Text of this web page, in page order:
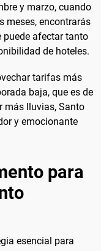
y marzo, cuando
meses, encontrarás
puede afectar tanto
de hoteles.
tarifas más
baja, que es de
más lluvias, Santo
y emocionante
para
esencial para